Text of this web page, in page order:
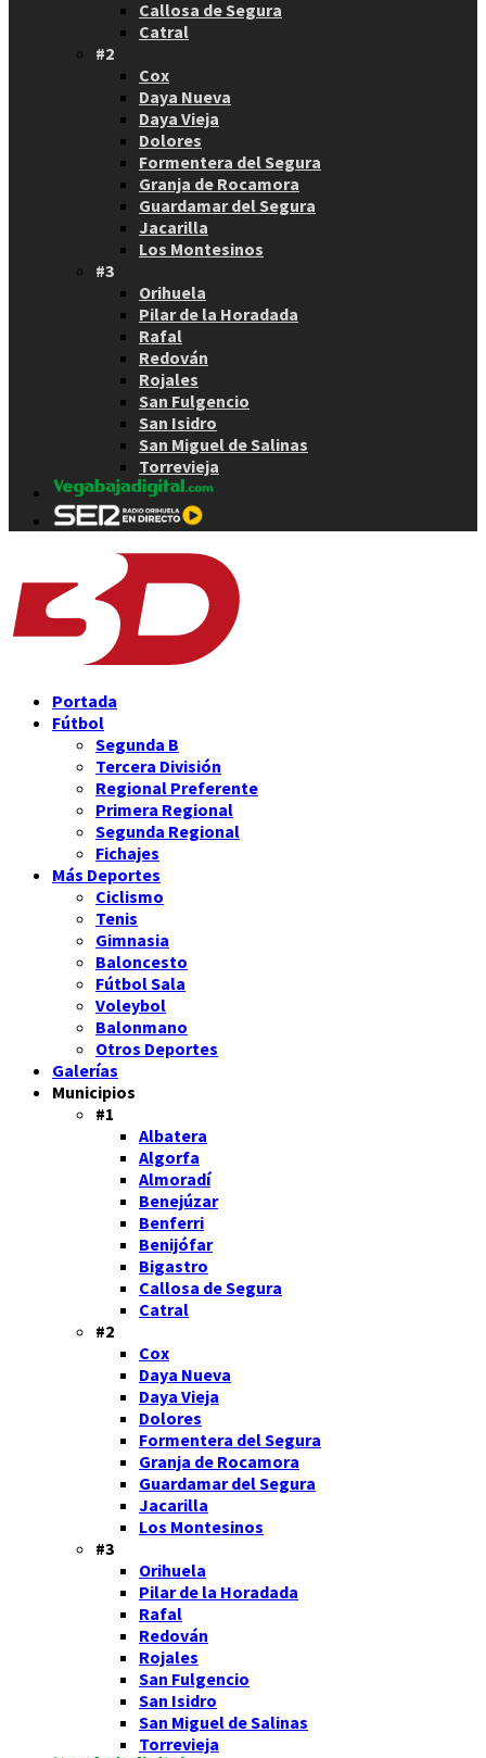
Callosa de Segura
Catral
#2
Cox
Daya Nueva
Daya Vieja
Dolores
Formentera del Segura
Granja de Rocamora
Guardamar del Segura
Jacarilla
Los Montesinos
#3
Orihuela
Pilar de la Horadada
Rafal
Redován
Rojales
San Fulgencio
San Isidro
San Miguel de Salinas
Torrevieja
Portada
Fútbol
Segunda B
Tercera División
Regional Preferente
Primera Regional
Segunda Regional
Fichajes
Más Deportes
Ciclismo
Tenis
Gimnasia
Baloncesto
Fútbol Sala
Voleybol
Balonmano
Otros Deportes
Galerías
Municipios
#1
Albatera
Algorfa
Almoradí
Benejúzar
Benferri
Benijófar
Bigastro
Callosa de Segura
Catral
#2
Cox
Daya Nueva
Daya Vieja
Dolores
Formentera del Segura
Granja de Rocamora
Guardamar del Segura
Jacarilla
Los Montesinos
#3
Orihuela
Pilar de la Horadada
Rafal
Redován
Rojales
San Fulgencio
San Isidro
San Miguel de Salinas
Torrevieja